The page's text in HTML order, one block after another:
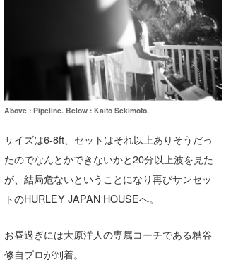
Above : Pipeline. Below : Kaito Sekimoto.
サイズは6-8ft、セットはそれ以上ありそうだっ
たのでなんとかできないかと20分以上波を見た
が、結局危ないということになり再びサンセッ
トのHURLEY JAPAN HOUSEへ。
お昼過ぎには大原洋人の専属コーチである糟谷
修自プロが到着。
予報士 hiro.
banpaku
Mr.K
chappy
Romisea